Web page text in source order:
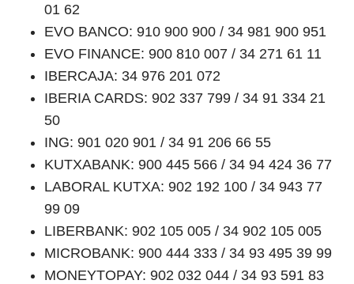
01 62
EVO BANCO: 910 900 900 / 34 981 900 951
EVO FINANCE: 900 810 007 / 34 271 61 11
IBERCAJA: 34 976 201 072
IBERIA CARDS: 902 337 799 / 34 91 334 21
50
ING: 901 020 901 / 34 91 206 66 55
KUTXABANK: 900 445 566 / 34 94 424 36 77
LABORAL KUTXA: 902 192 100 / 34 943 77
99 09
LIBERBANK: 902 105 005 / 34 902 105 005
MICROBANK: 900 444 333 / 34 93 495 39 99
MONEYTOPAY: 902 032 044 / 34 93 591 83